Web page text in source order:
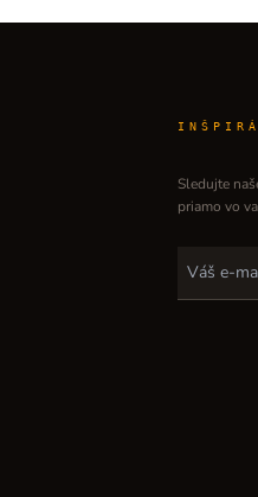
Sledujte
priamo vo